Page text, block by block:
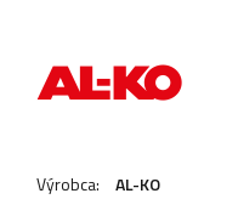
Výrobca: AL-KO